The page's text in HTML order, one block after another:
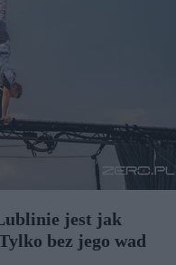
jest jak
bez jego wad